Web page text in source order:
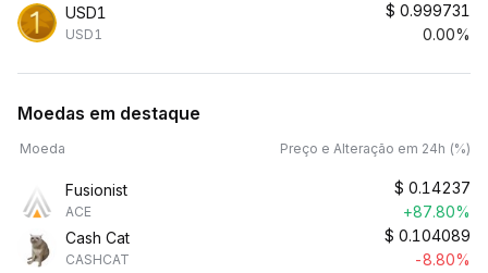
USD1
USD1
$ 0.999731
0.00%
Moedas em destaque
Moeda Preço e Alteração em 24h (%)
Fusionist
ACE
$ 0.14237
+87.80%
Cash Cat
CASHCAT
$ 0.104089
-8.80%